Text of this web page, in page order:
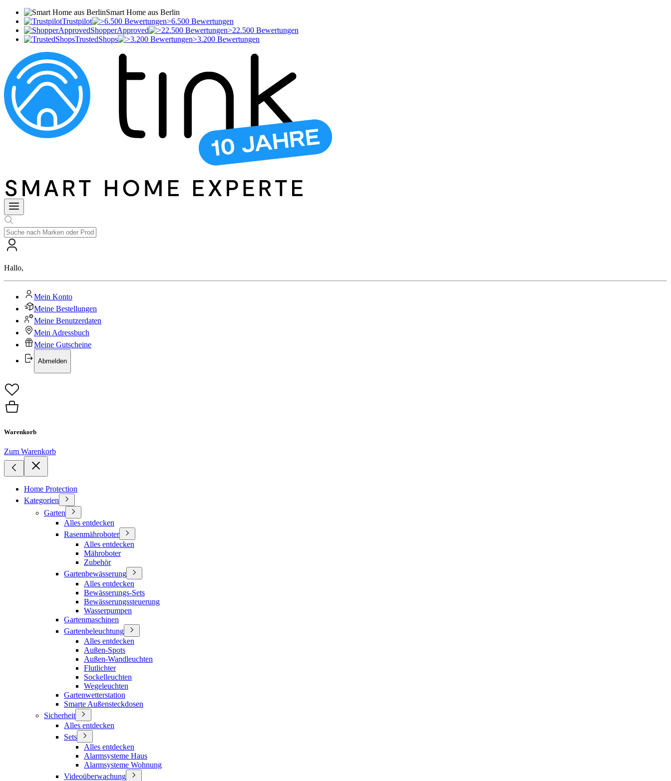
Smart Home aus Berlin
Trustpilot
>6.500 Bewertungen
ShopperApproved
>22.500 Bewertungen
TrustedShops
>3.200 Bewertungen
Hallo,
Mein Konto
Meine Bestellungen
Meine Benutzerdaten
Mein Adressbuch
Meine Gutscheine
Abmelden
Warenkorb
Zum Warenkorb
Home Protection
Kategorien
Garten
Alles entdecken
Rasenmähroboter
Alles entdecken
Mähroboter
Zubehör
Gartenbewässerung
Alles entdecken
Bewässerungs-Sets
Bewässerungssteuerung
Wasserpumpen
Gartenmaschinen
Gartenbeleuchtung
Alles entdecken
Außen-Spots
Außen-Wandleuchten
Flutlichter
Sockelleuchten
Wegeleuchten
Gartenwetterstation
Smarte Außensteckdosen
Sicherheit
Alles entdecken
Sets
Alles entdecken
Alarmsysteme Haus
Alarmsysteme Wohnung
Videoüberwachung